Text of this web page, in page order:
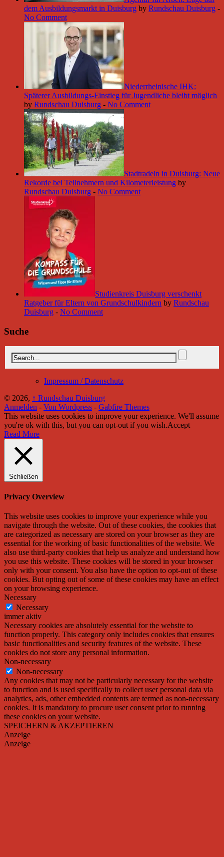
dem Ausbildungsmarkt in Duisburg by Rundschau Duisburg -
No Comment
Niederrheinische IHK:
Späterer Ausbildungs-Einstieg für Jugendliche bleibt möglich
by Rundschau Duisburg - No Comment
Stadtradeln in Duisburg: Neue
Rekorde bei Teilnehmern und Kilometerleistung by
Rundschau Duisburg - No Comment
Studienkreis Duisburg verschenkt
Ratgeber für Eltern von Grundschulkindern by Rundschau
Duisburg - No Comment
Suche
Impressum / Datenschutz
© 2026, ↑ Rundschau Duisburg
Anmelden - Von Wordpress - Gabfire Themes
This website uses cookies to improve your experience. We'll assume
you're ok with this, but you can opt-out if you wish.Accept
Read More
Schließen
Privacy Overview
This website uses cookies to improve your experience while you
navigate through the website. Out of these cookies, the cookies that
are categorized as necessary are stored on your browser as they are
essential for the working of basic functionalities of the website. We
also use third-party cookies that help us analyze and understand how
you use this website. These cookies will be stored in your browser
only with your consent. You also have the option to opt-out of these
cookies. But opting out of some of these cookies may have an effect
on your browsing experience.
Necessary
Necessary
immer aktiv
Necessary cookies are absolutely essential for the website to
function properly. This category only includes cookies that ensures
basic functionalities and security features of the website. These
cookies do not store any personal information.
Non-necessary
Non-necessary
Any cookies that may not be particularly necessary for the website
to function and is used specifically to collect user personal data via
analytics, ads, other embedded contents are termed as non-necessary
cookies. It is mandatory to procure user consent prior to running
these cookies on your website.
SPEICHERN & AKZEPTIEREN
Anzeige
Anzeige